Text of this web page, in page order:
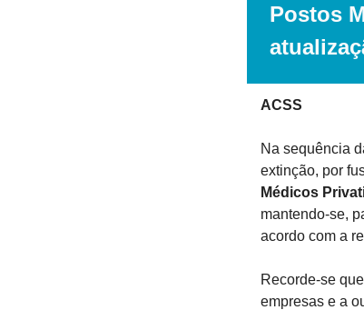
Postos
ACSS
Na sequência
extinção, por
Médicos
mantendo-se,
acordo com a
Recorde-se
empresas e a